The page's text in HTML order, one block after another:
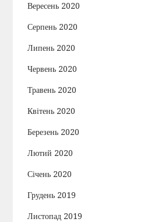
Вересень 2020
Серпень 2020
Липень 2020
Червень 2020
Травень 2020
Квітень 2020
Березень 2020
Лютий 2020
Січень 2020
Грудень 2019
Листопад 2019